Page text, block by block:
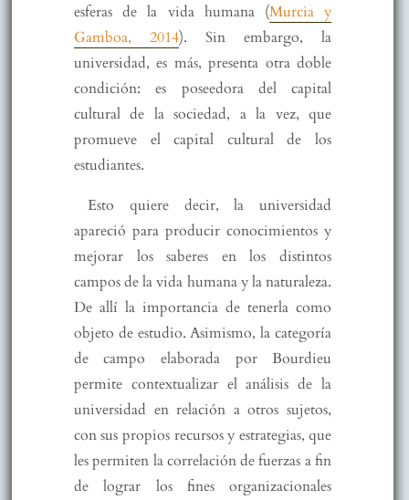
esferas de la vida humana (Murcia y
Gamboa, 2014). Sin embargo, la
universidad, es más, presenta otra doble
condición: es poseedora del capital
cultural de la sociedad, a la vez, que
promueve el capital cultural de los
estudiantes.
Esto quiere decir, la universidad
apareció para producir conocimientos y
mejorar los saberes en los distintos
campos de la vida humana y la naturaleza.
De allí la importancia de tenerla como
objeto de estudio. Asimismo, la categoría
de campo elaborada por Bourdieu
permite contextualizar el análisis de la
universidad en relación a otros sujetos,
con sus propios recursos y estrategias, que
les permiten la correlación de fuerzas a fin
de lograr los fines organizacionales